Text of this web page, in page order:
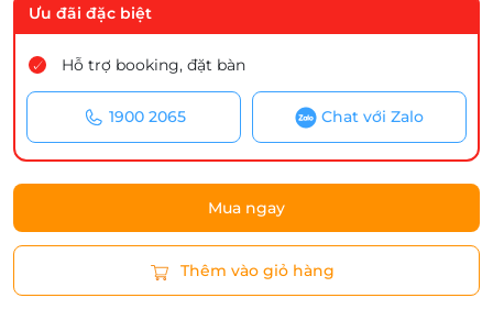
Ưu đãi đặc biệt
Hỗ trợ booking, đặt bàn
1900 2065 Chat với Zalo
Mua ngay
Thêm vào giỏ hàng